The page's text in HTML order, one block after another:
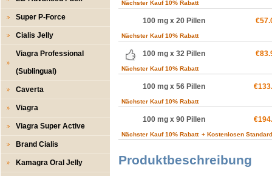
Super P-Force
Cialis Jelly
Viagra Professional
(Sublingual)
Caverta
Viagra
Viagra Super Active
Brand Cialis
Kamagra Oral Jelly
Nächster Kauf 10% Rabatt
100 mg x 20 Pillen
Nächster Kauf 10% Rabatt
100 mg x 32 Pillen
Nächster Kauf 10% Rabatt
100 mg x 56 Pillen
Nächster Kauf 10% Rabatt
100 mg x 90 Pillen
Nächster Kauf 10% Rabatt + Kostenlosen
Produktbeschreibung